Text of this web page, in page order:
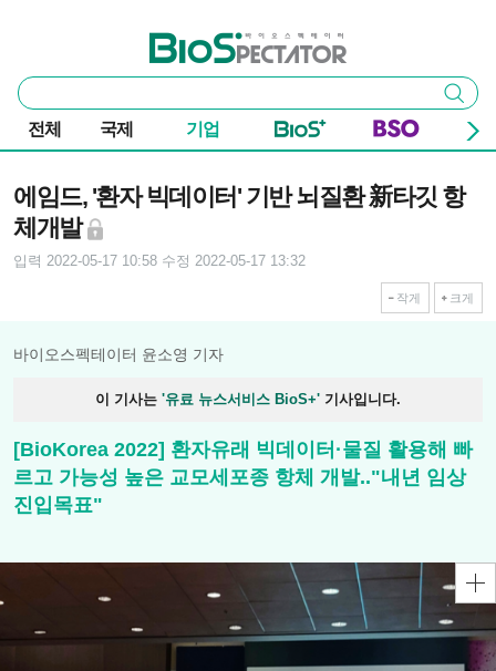
바이오스펙테이터
통
합
검
색
검색
전체 국제 기업
에임드, '환자 빅데이터' 기반 뇌질환 新타깃 항
체개발
입력 2022-05-17 10:58 수정 2022-05-17 13:32
작게 크게
바이오스펙테이터 윤소영 기자
이 기사는 '유료 뉴스서비스 BioS+' 기사입니다.
[BioKorea 2022] 환자유래 빅데이터·물질 활용해 빠
르고 가능성 높은 교모세포종 항체 개발.."내년 임상
진입목표"